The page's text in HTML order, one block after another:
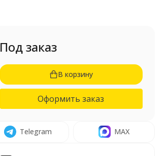
Под заказ
В корзину
Оформить заказ
Telegram MAX